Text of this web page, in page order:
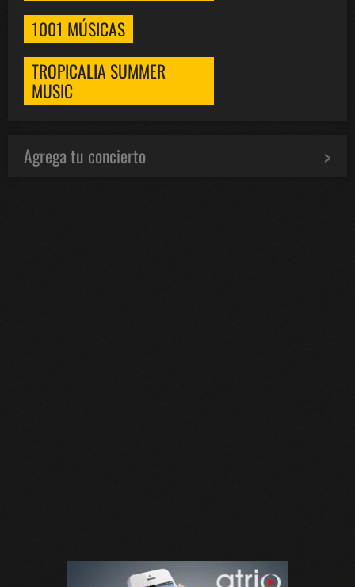
1001 MÚSICAS
TROPICALIA SUMMER
MUSIC
Agrega tu concierto